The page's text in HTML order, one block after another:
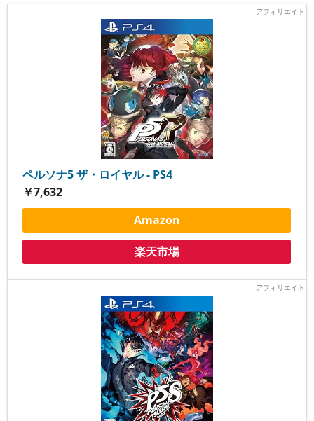
ペルソナ5 ザ・ロイヤル - PS4
￥7,632
Amazon
楽天市場